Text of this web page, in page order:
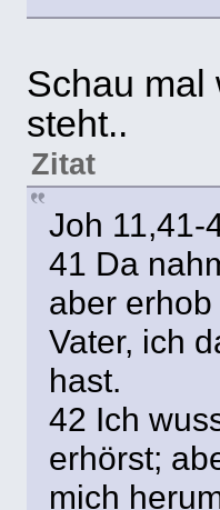
Schau mal
steht..
Zitat
Joh 11,41-
41 Da
aber
Vater, ich
hast.
42 Ich
erhörst;
mich